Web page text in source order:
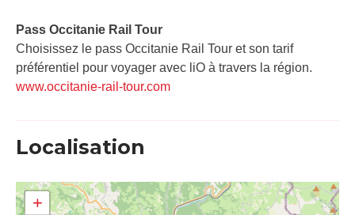
Pass Occitanie Rail Tour​
Choisissez le pass Occitanie Rail Tour et son tarif
préférentiel pour voyager avec liO à travers la région.
www.occitanie-rail-tour.com
Localisation
+